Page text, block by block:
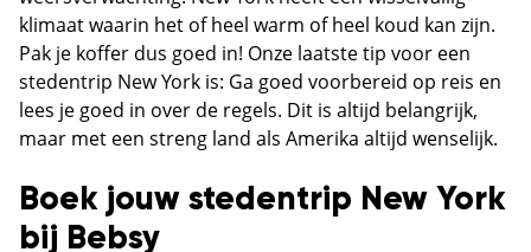
klimaat waarin het of heel warm of heel koud kan zijn.
Pak je koffer dus goed in! Onze laatste tip voor een
stedentrip New York is: Ga goed voorbereid op reis en
lees je goed in over de regels. Dit is altijd belangrijk,
maar met een streng land als Amerika altijd wenselijk.
Boek jouw stedentrip New York
bij Bebsy